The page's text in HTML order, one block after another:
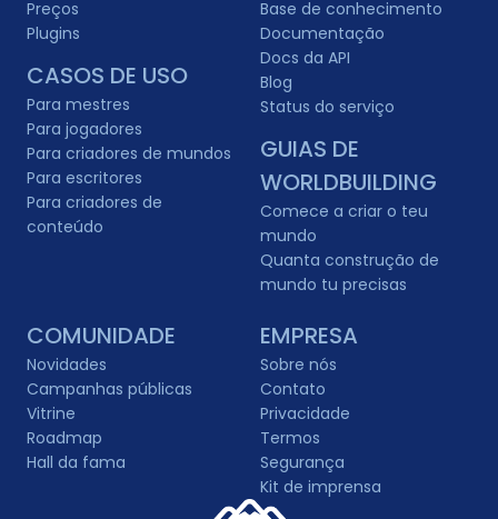
Preços
Plugins
CASOS DE USO
Para mestres
Para jogadores
Para criadores de mundos
Para escritores
Para criadores de
conteúdo
Base de conhecimento
Documentação
Docs da API
Blog
Status do serviço
GUIAS DE
WORLDBUILDING
Comece a criar o teu
mundo
Quanta construção de
mundo tu precisas
COMUNIDADE
Novidades
Campanhas públicas
Vitrine
Roadmap
Hall da fama
EMPRESA
Sobre nós
Contato
Privacidade
Termos
Segurança
Kit de imprensa